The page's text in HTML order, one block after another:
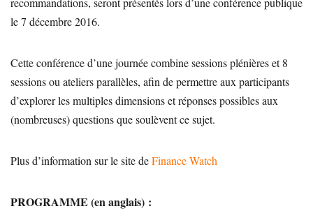
le 7 décembre 2016.
Cette conférence d’une journée combine sessions plénières et 8
sessions ou ateliers parallèles, afin de permettre aux participants
d’explorer les multiples dimensions et réponses possibles aux
(nombreuses) questions que soulèvent ce sujet.
Plus d’information sur le site deFinance Watch
PROGRAMME (en anglais) :